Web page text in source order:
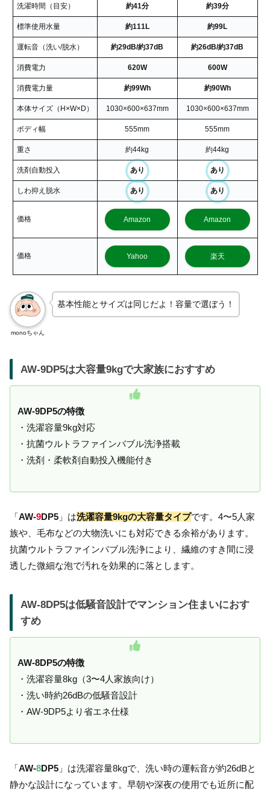
洗濯時間（目安） 約41分 約39分
標準使用水量 約111L 約99L
運転音（洗い/脱水） 約29dB/約37dB 約26dB/約37dB
消費電力 620W 600W
消費電力量 約99Wh 約90Wh
本体サイズ（H×W×D） 1030×600×637mm 1030×600×637mm
ボディ幅 555mm 555mm
重さ 約44kg 約44kg
洗剤自動投入 あり あり
しわ抑え脱水 あり あり
価格 Amazon Amazon
価格 Yahoo 楽天
monoちゃん
基本性能とサイズは同じだよ！容量で選ぼう！
AW-9DP5は大容量9kgで大家族におすすめ
AW-9DP5の特徴
・洗濯容量9kg対応
・抗菌ウルトラファインバブル洗浄搭載
・洗剤・柔軟剤自動投入機能付き
「AW-9DP5 」は洗濯容量9kgの大容量タイプです。4〜5人家
族や、毛布などの大物洗いにも対応できる余裕があります。
抗菌ウルトラファインバブル洗浄により、繊維のすき間に浸
透した微細な泡で汚れを効果的に落とします。
AW-8DP5は低騒音設計でマンション住まいにおす
すめ
AW-8DP5の特徴
・洗濯容量8kg（3〜4人家族向け）
・洗い時約26dBの低騒音設計
・AW-9DP5より省エネ仕様
「AW-8DP5 」は洗濯容量8kgで、洗い時の運転音が約26dBと
静かな設計になっています。早朝や深夜の使用でも近所に配